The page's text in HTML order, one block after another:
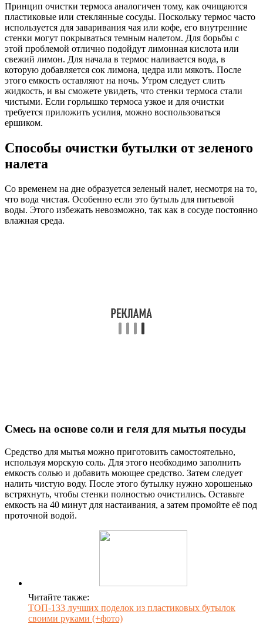
Принцип очистки термоса аналогичен тому, как очищаются
пластиковые или стеклянные сосуды. Поскольку термос часто
используется для заваривания чая или кофе, его внутренние
стенки могут покрываться темным налетом. Для борьбы с
этой проблемой отлично подойдут лимонная кислота или
свежий лимон. Для начала в термос наливается вода, в
которую добавляется сок лимона, цедра или мякоть. После
этого емкость оставляют на ночь. Утром следует слить
жидкость, и вы сможете увидеть, что стенки термоса стали
чистыми. Если горлышко термоса узкое и для очистки
требуется приложить усилия, можно воспользоваться
ершиком.
Способы очистки бутылки от зеленого
налета
Со временем на дне образуется зеленый налет, несмотря на то,
что вода чистая. Особенно если это бутыль для питьевой
воды. Этого избежать невозможно, так как в сосуде постоянно
влажная среда.
Смесь на основе соли и геля для мытья посуды
Средство для мытья можно приготовить самостоятельно,
используя морскую соль. Для этого необходимо заполнить
емкость солью и добавить моющее средство. Затем следует
налить чистую воду. После этого бутылку нужно хорошенько
встряхнуть, чтобы стенки полностью очистились. Оставьте
емкость на 40 минут для настаивания, а затем промойте её под
проточной водой.
Читайте также:
ТОП-133 лучших поделок из пластиковых бутылок
своими руками (+фото)